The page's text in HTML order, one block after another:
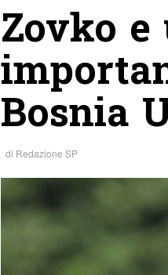
Zovko
Bosnia
di Redazione SP